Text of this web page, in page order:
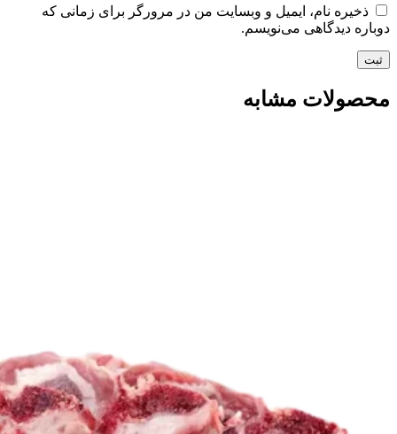
ذخیره نام، ایمیل و وبسایت من در مرورگر برای زمانی که
دوباره دیدگاهی می‌نویسم.
محصولات مشابه